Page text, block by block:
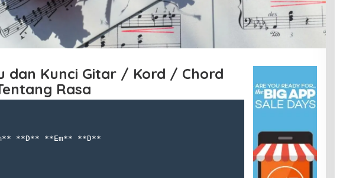
dan Kunci Gitar / Kord / Chord
Rasa
**D** **Em** **D**